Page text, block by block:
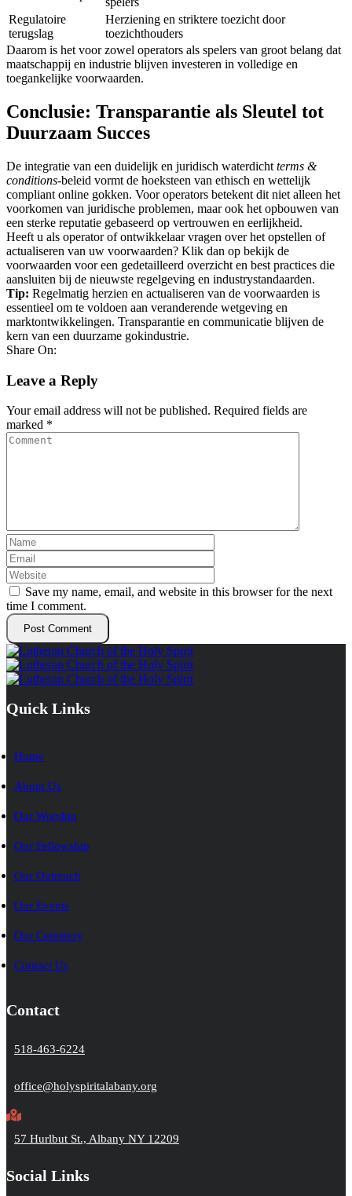
Regulatoire
terugslag
Herziening en striktere toezicht door
toezichthouders
Daarom is het voor zowel operators als spelers van groot belang dat
maatschappij en industrie blijven investeren in volledige en
toegankelijke voorwaarden.
Conclusie: Transparantie als Sleutel tot
Duurzaam Succes
De integratie van een duidelijk en juridisch waterdicht terms &
conditions-beleid vormt de hoeksteen van ethisch en wettelijk
compliant online gokken. Voor operators betekent dit niet alleen het
voorkomen van juridische problemen, maar ook het opbouwen van
een sterke reputatie gebaseerd op vertrouwen en eerlijkheid.
Heeft u als operator of ontwikkelaar vragen over het opstellen of
actualiseren van uw voorwaarden? Klik dan op bekijk de
voorwaarden voor een gedetailleerd overzicht en best practices die
aansluiten bij de nieuwste regelgeving en industrystandaarden.
Tip: Regelmatig herzien en actualiseren van de voorwaarden is
essentieel om te voldoen aan veranderende wetgeving en
marktontwikkelingen. Transparantie en communicatie blijven de
kern van een duurzame gokindustrie.
Share On:
Leave a Reply
Your email address will not be published. Required fields are
marked *
Save my name, email, and website in this browser for the next
time I comment.
Quick Links
Home
About Us
Our Worship
Our Fellowship
Our Outreach
Our Events
Our Cemetery
Contact Us
Contact
518-463-6224
office@holyspiritalabany.org
57 Hurlbut St., Albany NY 12209
Social Links